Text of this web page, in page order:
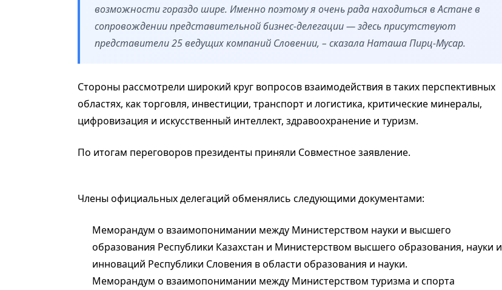
возможности гораздо шире. Именно поэтому я очень рада находиться в Астане в
сопровождении представительной бизнес-делегации — здесь присутствуют
представители 25 ведущих компаний Словении, – сказала Наташа Пирц-Мусар.
Стороны рассмотрели широкий круг вопросов взаимодействия в таких перспективных
областях, как торговля, инвестиции, транспорт и логистика, критические минералы,
цифровизация и искусственный интеллект, здравоохранение и туризм.
По итогам переговоров президенты приняли Совместное заявление.
Члены официальных делегаций обменялись следующими документами:
Меморандум о взаимопонимании между Министерством науки и высшего
образования Республики Казахстан и Министерством высшего образования, науки и
инноваций Республики Словения в области образования и науки.
Меморандум о взаимопонимании между Министерством туризма и спорта